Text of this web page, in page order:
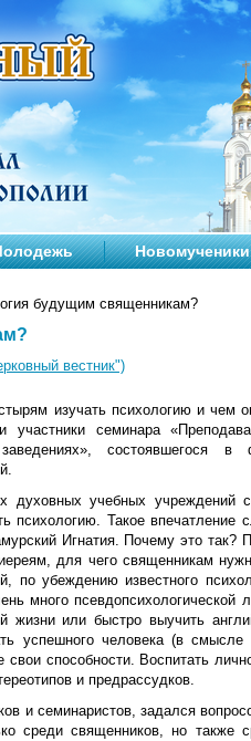
Новомученики
будущим священникам?
вестник")
изучать психологию и чем
семинара
состоявшегося
духовных учебных
психологию. Такое впечатление
Игнатия. Почему это
для чего священникам
убеждению известного
много псевдопсихологической
или быстро выучить
успешного человека (в смысле
способности. Воспитать
и предрассудков.
и семинаристов, задался
среди священников, но также